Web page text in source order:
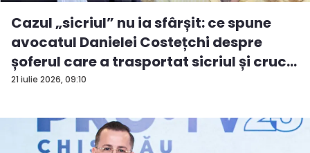
21 iulie 2026, 09:10
Cazul „sicriul” nu ia sfârșit: ce spune
avocatul Danielei Costețchi despre
șoferul care a trasportat sicriul și cruc...